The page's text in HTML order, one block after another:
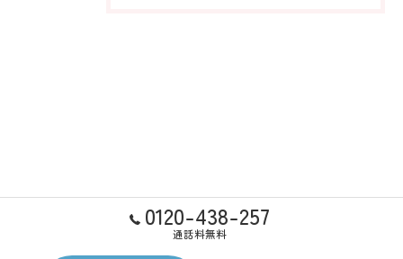
0120-438-257
通話料無料